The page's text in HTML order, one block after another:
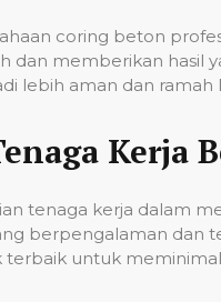
coring beton
dan memberikan hasil
lebih aman dan ramah
Kerja
tenaga kerja dalam
berpengalaman dan
terbaik untuk